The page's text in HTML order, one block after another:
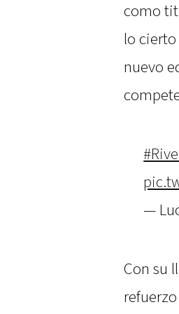
como
lo
nuevo
—
Con su